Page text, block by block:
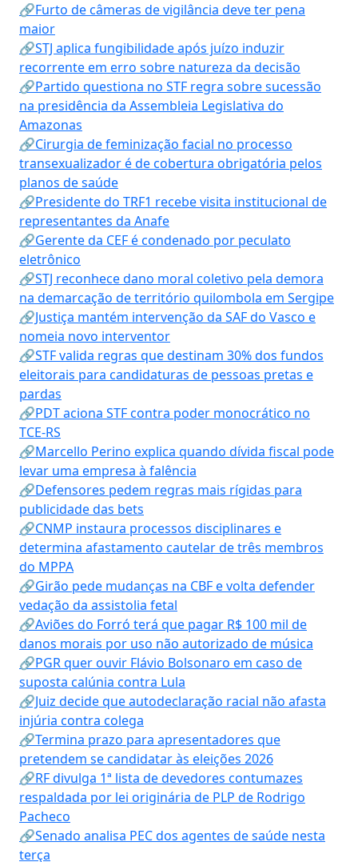
🔗Furto de câmeras de vigilância deve ter pena
maior
🔗STJ aplica fungibilidade após juízo induzir
recorrente em erro sobre natureza da decisão
🔗Partido questiona no STF regra sobre sucessão
na presidência da Assembleia Legislativa do
Amazonas
🔗Cirurgia de feminização facial no processo
transexualizador é de cobertura obrigatória pelos
planos de saúde
🔗Presidente do TRF1 recebe visita institucional de
representantes da Anafe
🔗Gerente da CEF é condenado por peculato
eletrônico
🔗STJ reconhece dano moral coletivo pela demora
na demarcação de território quilombola em Sergipe
🔗Justiça mantém intervenção da SAF do Vasco e
nomeia novo interventor
🔗STF valida regras que destinam 30% dos fundos
eleitorais para candidaturas de pessoas pretas e
pardas
🔗PDT aciona STF contra poder monocrático no
TCE-RS
🔗Marcello Perino explica quando dívida fiscal pode
levar uma empresa à falência
🔗Defensores pedem regras mais rígidas para
publicidade das bets
🔗CNMP instaura processos disciplinares e
determina afastamento cautelar de três membros
do MPPA
🔗Girão pede mudanças na CBF e volta defender
vedação da assistolia fetal
🔗Aviões do Forró terá que pagar R$ 100 mil de
danos morais por uso não autorizado de música
🔗PGR quer ouvir Flávio Bolsonaro em caso de
suposta calúnia contra Lula
🔗Juiz decide que autodeclaração racial não afasta
injúria contra colega
🔗Termina prazo para apresentadores que
pretendem se candidatar às eleições 2026
🔗RF divulga 1ª lista de devedores contumazes
respaldada por lei originária de PLP de Rodrigo
Pacheco
🔗Senado analisa PEC dos agentes de saúde nesta
terça